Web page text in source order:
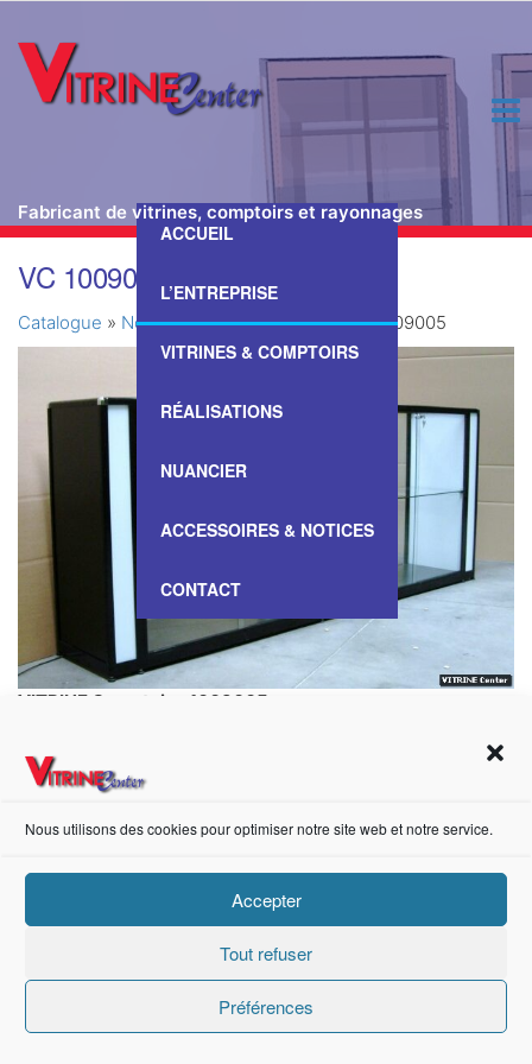
Nous utilisons des cookies pour optimiser notre site web et notre service.
Accepter
Tout refuser
Préférences
Fabricant de vitrines, comptoirs et rayonnages
ACCUEIL
L’ENTREPRISE
VITRINES & COMPTOIRS
RÉALISATIONS
NUANCIER
ACCESSOIRES & NOTICES
CONTACT
VC 1009005
Catalogue » Nos Vitrines & Comptoirs»VC 1009005
VITRINE Comptoir – 1009005
https://fr-fr.facebook.com/pages/category/Metal-Supplier/Vitrine-Center-1847745018840053/
Création de sites internet Advanced Informatique © 2021.